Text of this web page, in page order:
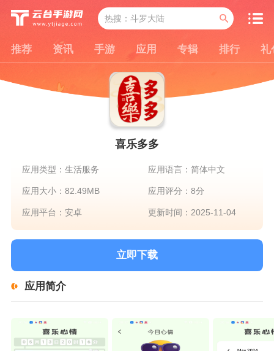
推荐 资讯 手游 应用 专辑 排行 礼
喜乐多多
应用类型：生活服务 应用语言：简体中文
应用大小：82.49MB 应用评分：8分
应用平台：安卓 更新时间：2025-11-04
立即下载
应用简介